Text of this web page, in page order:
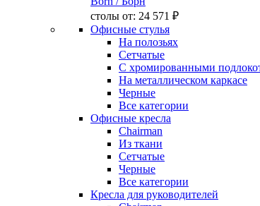
столы от: 24 571 ₽
Офисные стулья
На полозьях
Сетчатые
С хромированными
На металлическом каркасе
Черные
Все категории
Офисные кресла
Chairman
Из ткани
Сетчатые
Черные
Все категории
Кресла для руководителей